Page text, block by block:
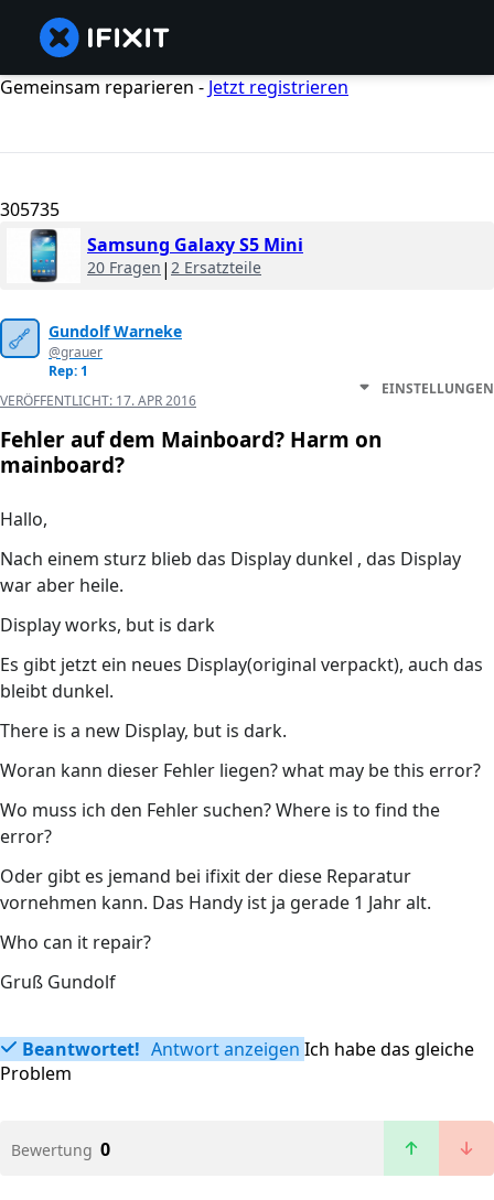
Gemeinsam reparieren - Jetzt registrieren
305735
Samsung Galaxy S5 Mini
20 Fragen | 2 Ersatzteile
Gundolf Warneke
@grauer
Rep: 1
VERÖFFENTLICHT: 17. APR 2016
EINSTELLUNGEN
Fehler auf dem Mainboard? Harm on
mainboard?
Hallo,
Nach einem sturz blieb das Display dunkel , das Display
war aber heile.
Display works, but is dark
Es gibt jetzt ein neues Display(original verpackt), auch das
bleibt dunkel.
There is a new Display, but is dark.
Woran kann dieser Fehler liegen? what may be this error?
Wo muss ich den Fehler suchen? Where is to find the
error?
Oder gibt es jemand bei ifixit der diese Reparatur
vornehmen kann. Das Handy ist ja gerade 1 Jahr alt.
Who can it repair?
Gruß Gundolf
Beantwortet! Antwort anzeigen Ich habe das gleiche
Problem
Bewertung 0